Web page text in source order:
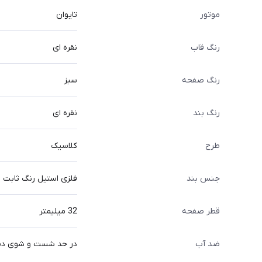
موتور تایوان
رنگ قاب نقره ای
رنگ صفحه سبز
رنگ بند نقره ای
طرح کلاسیک
جنس بند فلزی استیل رنگ ثابت
قطر صفحه 32 میلیمتر
ضد آب در حد شست و شوی